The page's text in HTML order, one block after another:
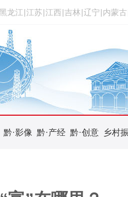
龙江 江苏 江西 吉林 辽宁 内蒙古
黔·影像 黔·产经 黔·创意 乡村